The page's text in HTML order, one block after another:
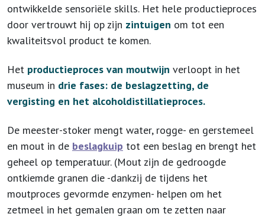
ontwikkelde sensoriële skills. Het hele productieproces
door vertrouwt hij op zijn zintuigen om tot een
kwaliteitsvol product te komen.
Het productieproces van moutwijn verloopt in het
museum in drie fases: de beslagzetting, de
vergisting en het alcoholdistillatieproces.
De meester-stoker mengt water, rogge- en gerstemeel
en mout in de beslagkuip tot een beslag en brengt het
geheel op temperatuur. (Mout zijn de gedroogde
ontkiemde granen die -dankzij de tijdens het
moutproces gevormde enzymen- helpen om het
zetmeel in het gemalen graan om te zetten naar